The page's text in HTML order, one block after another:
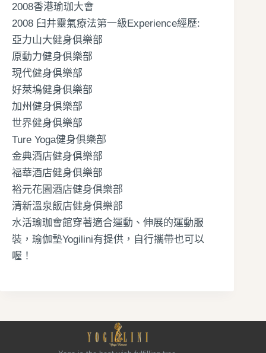
2008香港瑜珈大會
2008 臼井靈氣療法第一級Experience經歷:
亞力山大健身俱樂部
原動力健身俱樂部
現代健身俱樂部
好萊塢健身俱樂部
加州健身俱樂部
世界健身俱樂部
Ture Yoga健身俱樂部
金典酒店健身俱樂部
福華酒店健身俱樂部
裕元花園酒店健身俱樂部
清新溫泉飯店健身俱樂部
水活瑜珈會館穿著適合運動、伸展的運動服
裝，瑜伽墊Yogilini有提供，自行攜帶也可以
喔！